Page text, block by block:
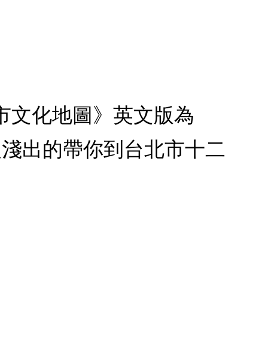
文化地圖》英文版為
出的帶你到台北市十二